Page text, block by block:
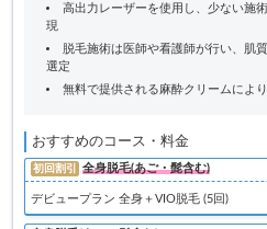
高出力レーザーを使用し、少ない施
現
脱毛施術は医師や看護師が行い、肌
選定
無料で提供される麻酔クリームによ
おすすめのコース・料金
初回割引 全身脱毛(あご・髭含む)
デビュープラン 全身＋VIO脱毛 (5回)